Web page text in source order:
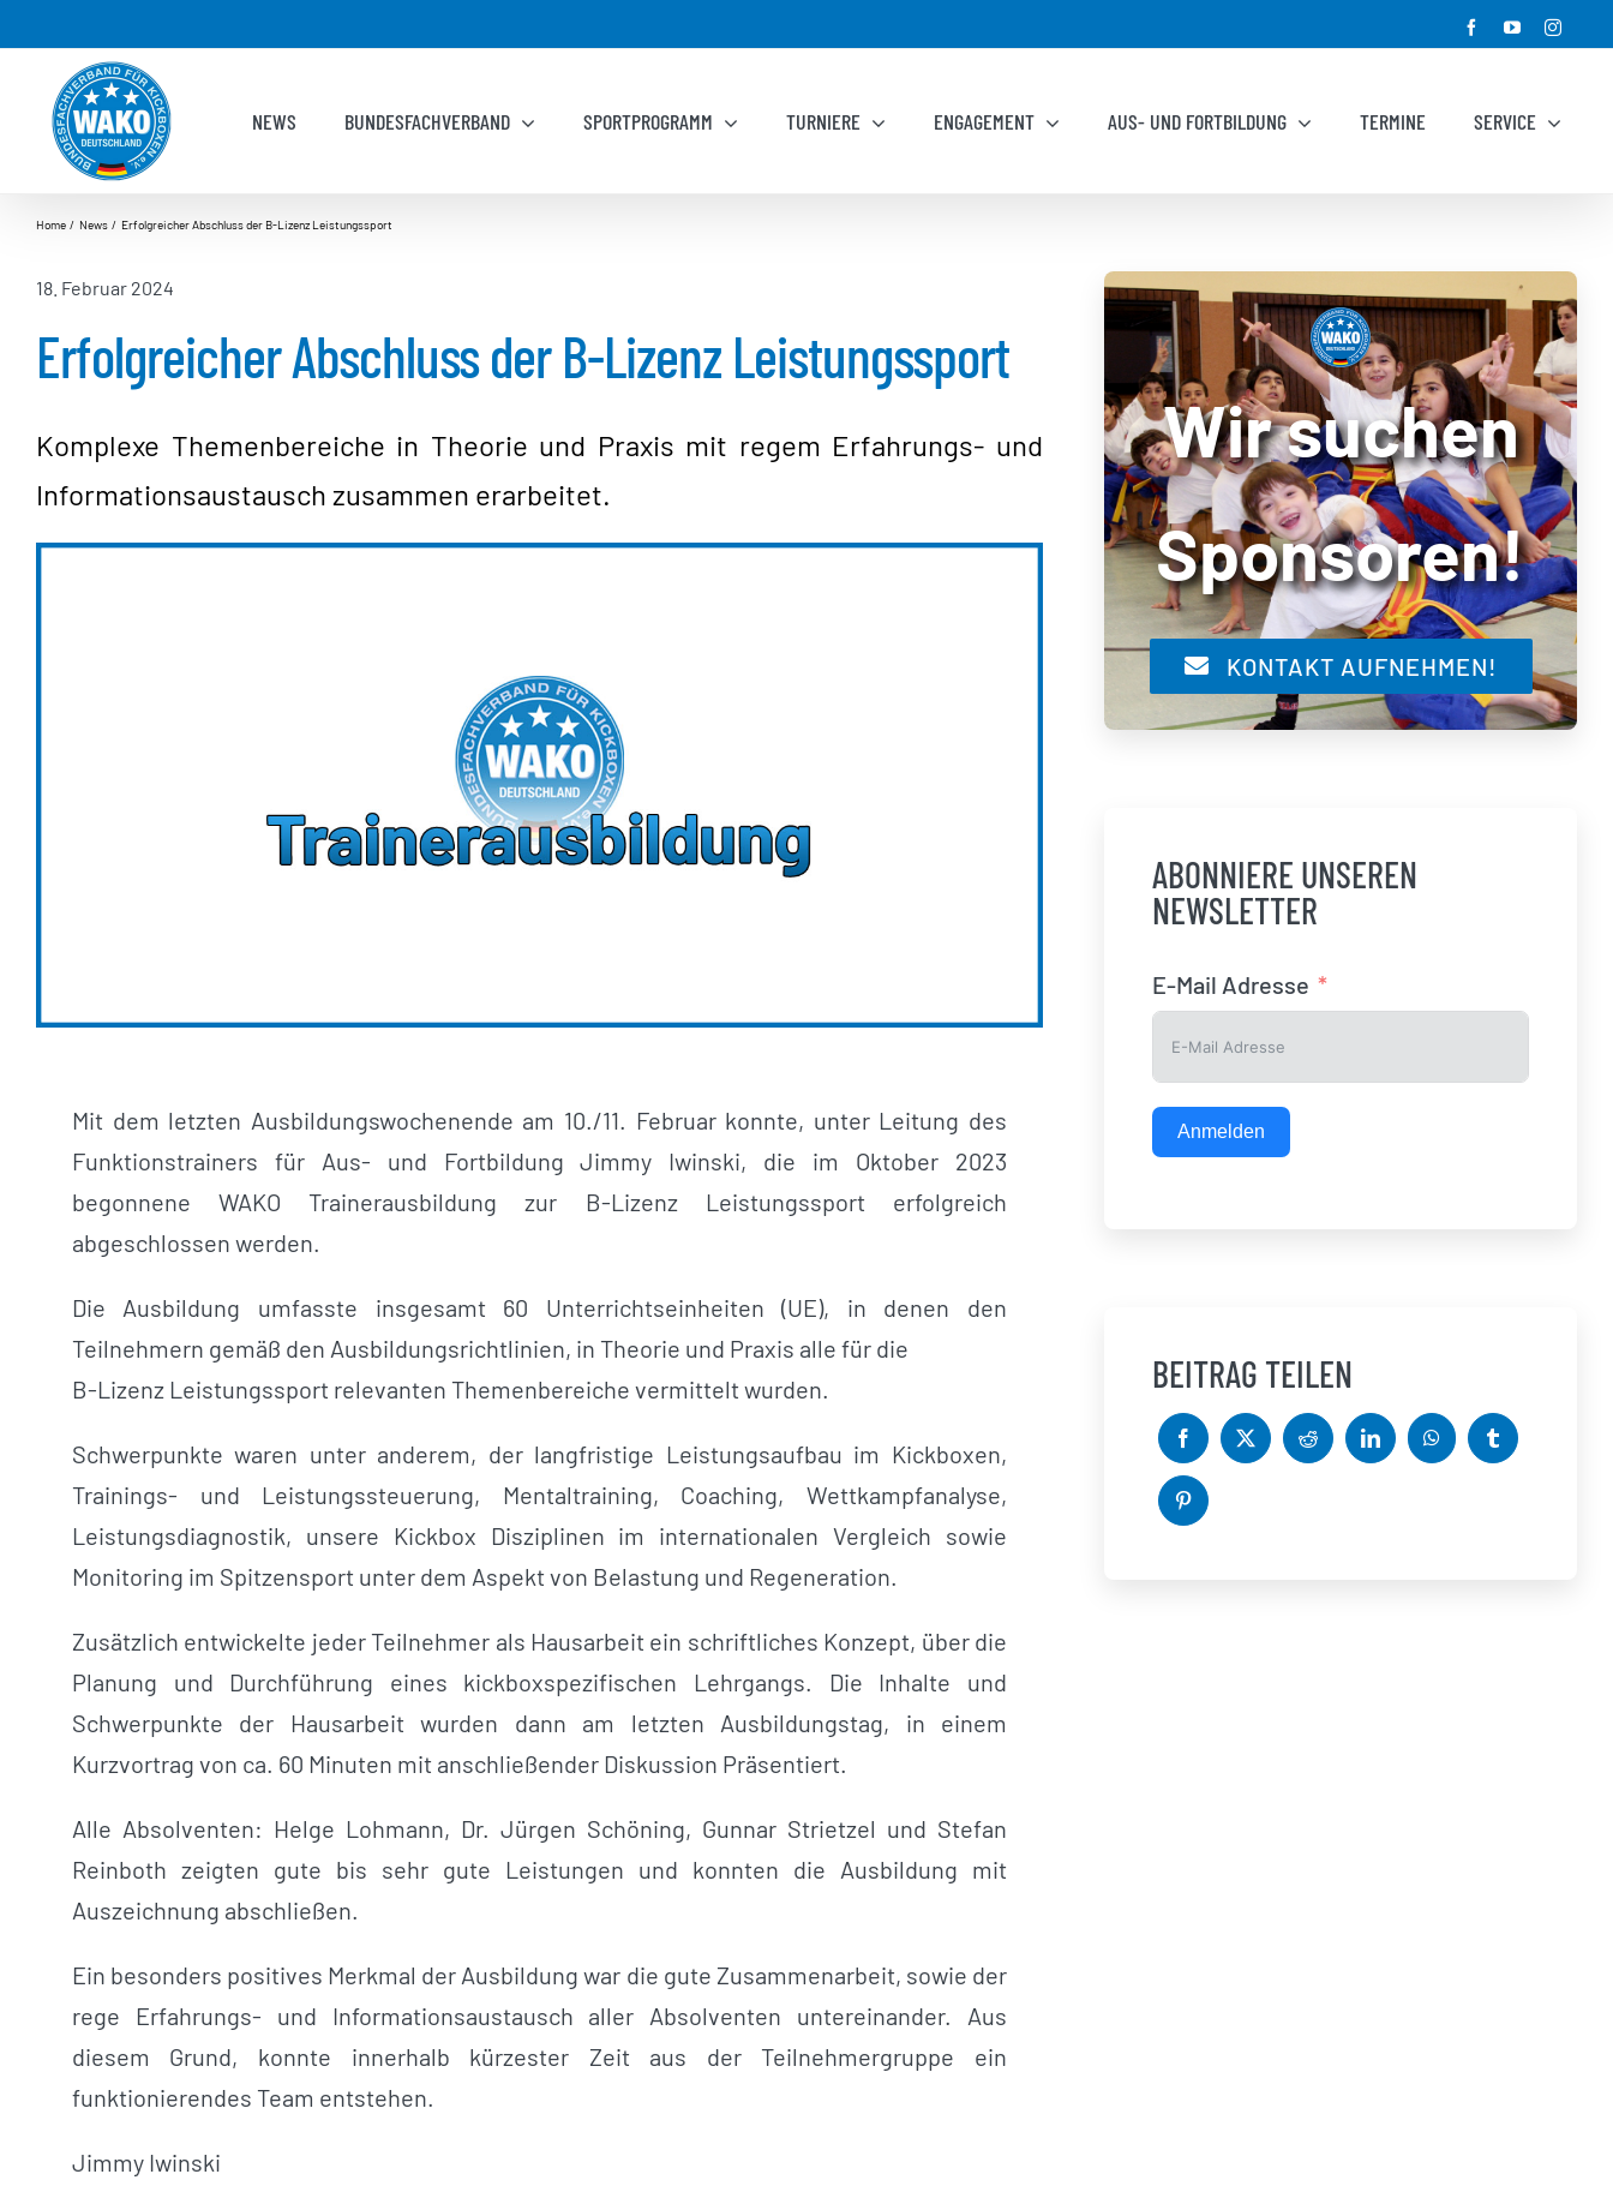
springen
FacebookYouTube
NEWS BUNDESFACHVERBAND SPORTPROGRAMM TURNIERE ENGAGEMENT AUS- UND FORTBILDUNG TERMINE SERVICE
Home News Erfolgreicher Abschluss der B-Lizenz Leistungssport
18. Februar 2024
Erfolgreicher Abschluss der B-Lizenz Leistungssport
Komplexe Themenbereiche in Theorie und Praxis mit regem Erfahrungs- und
Informationsaustausch zusammen erarbeitet.
Mit dem letzten Ausbildungswochenende am 10./11. Februar konnte, unter Leitung des
Funktionstrainers für Aus- und Fortbildung Jimmy Iwinski, die im Oktober 2023
begonnene WAKO Trainerausbildung zur B-Lizenz Leistungssport erfolgreich
abgeschlossen werden.
Die Ausbildung umfasste insgesamt 60 Unterrichtseinheiten (UE), in denen den
Teilnehmern gemäß den Ausbildungsrichtlinien, in Theorie und Praxis alle für die
B-Lizenz Leistungssport relevanten Themenbereiche vermittelt wurden.
Schwerpunkte waren unter anderem, der langfristige Leistungsaufbau im Kickboxen,
Trainings- und Leistungssteuerung, Mentaltraining, Coaching, Wettkampfanalyse,
Leistungsdiagnostik, unsere Kickbox Disziplinen im internationalen Vergleich sowie
Monitoring im Spitzensport unter dem Aspekt von Belastung und Regeneration.
Zusätzlich entwickelte jeder Teilnehmer als Hausarbeit ein schriftliches Konzept, über die
Planung und Durchführung eines kickboxspezifischen Lehrgangs. Die Inhalte und
Schwerpunkte der Hausarbeit wurden dann am letzten Ausbildungstag, in einem
Kurzvortrag von ca. 60 Minuten mit anschließender Diskussion Präsentiert.
Alle Absolventen: Helge Lohmann, Dr. Jürgen Schöning, Gunnar Strietzel und Stefan
Reinboth zeigten gute bis sehr gute Leistungen und konnten die Ausbildung mit
Auszeichnung abschließen.
Ein besonders positives Merkmal der Ausbildung war die gute Zusammenarbeit, sowie der
rege Erfahrungs- und Informationsaustausch aller Absolventen untereinander. Aus
diesem Grund, konnte innerhalb kürzester Zeit aus der Teilnehmergruppe ein
funktionierendes Team entstehen.
Jimmy Iwinski
Wir suchen
Sponsoren!
KONTAKT AUFNEHMEN!
ABONNIERE UNSEREN
NEWSLETTER
E-Mail Adresse
Anmelden
BEITRAG TEILEN